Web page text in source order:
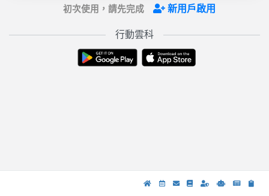
初次使用，請先完成 新用戶啟用
行動雲科